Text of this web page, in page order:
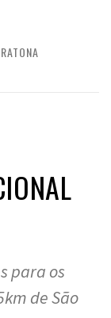
para os
de São